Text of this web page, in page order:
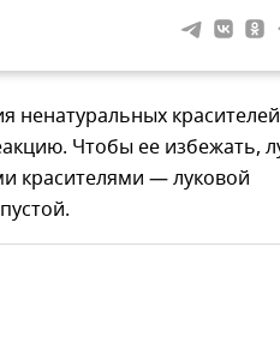
ненатуральных
Чтобы ее избежать,
красителями — луковой